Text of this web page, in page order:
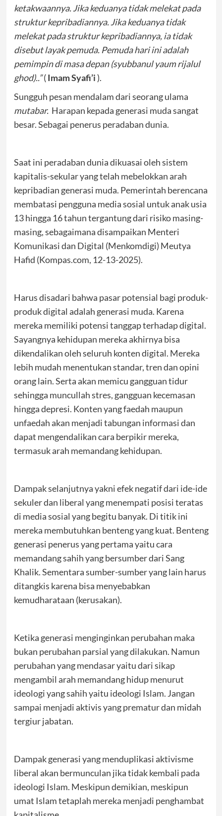
ketakwaannya. Jika keduanya tidak melekat pada
struktur kepribadiannya. Jika keduanya tidak
melekat pada struktur kepribadiannya, ia tidak
disebut layak pemuda. Pemuda hari ini adalah
pemimpin di masa depan (syubbanul yaum rijalul
ghod)..”(Imam Syafi’i).
Sungguh pesan mendalam dari seorang ulama
mutabar.Harapan kepada generasi muda sangat
besar. Sebagai penerus peradaban dunia.
Saat ini peradaban dunia dikuasai oleh sistem
kapitalis-sekular yang telah mebelokkan arah
kepribadian generasi muda. Pemerintah berencana
membatasi pengguna media sosial untuk anak usia
13 hingga 16 tahun tergantung dari risiko masing-
masing, sebagaimana disampaikan Menteri
Komunikasi dan Digital (Menkomdigi) Meutya
Hafid (Kompas.com, 12-13-2025).
Harus disadari bahwa pasar potensial bagi produk-
produk digital adalah generasi muda. Karena
mereka memiliki potensi tanggap terhadap digital.
Sayangnya kehidupan mereka akhirnya bisa
dikendalikan oleh seluruh konten digital. Mereka
lebih mudah menentukan standar, tren dan opini
orang lain. Serta akan memicu gangguan tidur
sehingga muncullah stres, gangguan kecemasan
hingga depresi. Konten yang faedah maupun
unfaedah akan menjadi tabungan informasi dan
dapat mengendalikan cara berpikir mereka,
termasuk arah memandang kehidupan.
Dampak selanjutnya yakni efek negatif dari ide-ide
sekuler dan liberal yang menempati posisi teratas
di media sosial yang begitu banyak. Di titik ini
mereka membutuhkan benteng yang kuat. Benteng
generasi penerus yang pertama yaitu cara
memandang sahih yang bersumber dari Sang
Khalik. Sementara sumber-sumber yang lain harus
ditangkis karena bisa menyebabkan
kemudharataan (kerusakan).
Ketika generasi menginginkan perubahan maka
bukan perubahan parsial yang dilakukan. Namun
perubahan yang mendasar yaitu dari sikap
mengambil arah memandang hidup menurut
ideologi yang sahih yaitu ideologi Islam. Jangan
sampai menjadi aktivis yang prematur dan midah
tergiur jabatan.
Dampak generasi yang menduplikasi aktivisme
liberal akan bermunculan jika tidak kembali pada
ideologi Islam. Meskipun demikian, meskipun
umat Islam tetaplah mereka menjadi penghambat